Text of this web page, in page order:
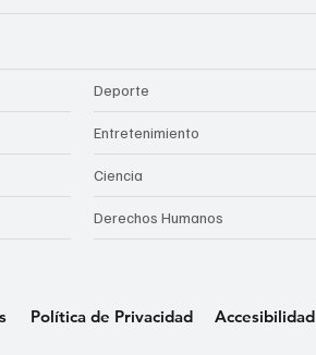
Deporte
Entretenimiento
Ciencia
Derechos Humanos
Política de Privacidad Accesibilidad